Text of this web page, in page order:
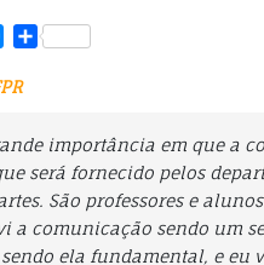
Messenger
Share
importância em que a
será fornecido pelos
São professores e
a comunicação sendo um
ela fundamental, e eu